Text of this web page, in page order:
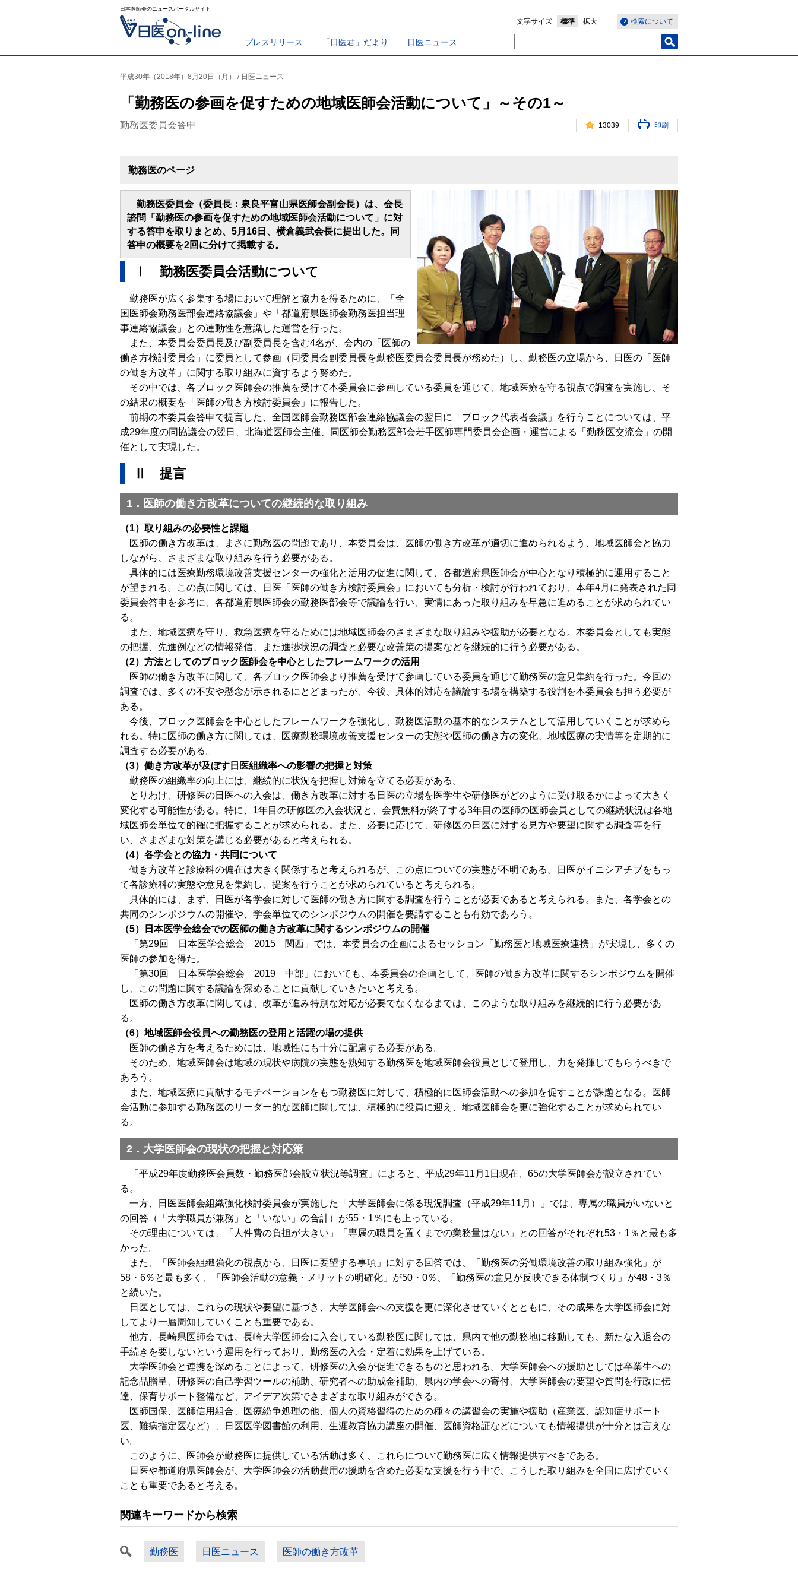
日本医師会のニュースポータルサイト
プレスリリース 「日医君」だより 日医ニュース
検索について
文字サイズ 標準 拡大
平成30年（2018年）8月20日（月） / 日医ニュース
「勤務医の参画を促すための地域医師会活動について」～その1～
勤務医委員会答申 13039 印刷
勤務医のページ
勤務医委員会（委員長：泉良平富山県医師会副会長）は、会長
諮問「勤務医の参画を促すための地域医師会活動について」に対
する答申を取りまとめ、5月16日、横倉義武会長に提出した。同
答申の概要を2回に分けて掲載する。
Ⅰ 勤務医委員会活動について
勤務医が広く参集する場において理解と協力を得るために、「全
国医師会勤務医部会連絡協議会」や「都道府県医師会勤務医担当理
事連絡協議会」との連動性を意識した運営を行った。
また、本委員会委員長及び副委員長を含む4名が、会内の「医師の
働き方検討委員会」に委員として参画（同委員会副委員長を勤務医委員会委員長が務めた）し、勤務医の立場から、日医の「医師
の働き方改革」に関する取り組みに資するよう努めた。
その中では、各ブロック医師会の推薦を受けて本委員会に参画している委員を通じて、地域医療を守る視点で調査を実施し、そ
の結果の概要を「医師の働き方検討委員会」に報告した。
前期の本委員会答申で提言した、全国医師会勤務医部会連絡協議会の翌日に「ブロック代表者会議」を行うことについては、平
成29年度の同協議会の翌日、北海道医師会主催、同医師会勤務医部会若手医師専門委員会企画・運営による「勤務医交流会」の開
催として実現した。
Ⅱ 提言
1．医師の働き方改革についての継続的な取り組み
（1）取り組みの必要性と課題
医師の働き方改革は、まさに勤務医の問題であり、本委員会は、医師の働き方改革が適切に進められるよう、地域医師会と協力
しながら、さまざまな取り組みを行う必要がある。
具体的には医療勤務環境改善支援センターの強化と活用の促進に関して、各都道府県医師会が中心となり積極的に運用すること
が望まれる。この点に関しては、日医「医師の働き方検討委員会」においても分析・検討が行われており、本年4月に発表された同
委員会答申を参考に、各都道府県医師会の勤務医部会等で議論を行い、実情にあった取り組みを早急に進めることが求められてい
る。
また、地域医療を守り、救急医療を守るためには地域医師会のさまざまな取り組みや援助が必要となる。本委員会としても実態
の把握、先進例などの情報発信、また進捗状況の調査と必要な改善策の提案などを継続的に行う必要がある。
（2）方法としてのブロック医師会を中心としたフレームワークの活用
医師の働き方改革に関して、各ブロック医師会より推薦を受けて参画している委員を通じて勤務医の意見集約を行った。今回の
調査では、多くの不安や懸念が示されるにとどまったが、今後、具体的対応を議論する場を構築する役割を本委員会も担う必要が
ある。
今後、ブロック医師会を中心としたフレームワークを強化し、勤務医活動の基本的なシステムとして活用していくことが求めら
れる。特に医師の働き方に関しては、医療勤務環境改善支援センターの実態や医師の働き方の変化、地域医療の実情等を定期的に
調査する必要がある。
（3）働き方改革が及ぼす日医組織率への影響の把握と対策
勤務医の組織率の向上には、継続的に状況を把握し対策を立てる必要がある。
とりわけ、研修医の日医への入会は、働き方改革に対する日医の立場を医学生や研修医がどのように受け取るかによって大きく
変化する可能性がある。特に、1年目の研修医の入会状況と、会費無料が終了する3年目の医師の医師会員としての継続状況は各地
域医師会単位で的確に把握することが求められる。また、必要に応じて、研修医の日医に対する見方や要望に関する調査等を行
い、さまざまな対策を講じる必要があると考えられる。
（4）各学会との協力・共同について
働き方改革と診療科の偏在は大きく関係すると考えられるが、この点についての実態が不明である。日医がイニシアチブをもっ
て各診療科の実態や意見を集約し、提案を行うことが求められていると考えられる。
具体的には、まず、日医が各学会に対して医師の働き方に関する調査を行うことが必要であると考えられる。また、各学会との
共同のシンポジウムの開催や、学会単位でのシンポジウムの開催を要請することも有効であろう。
（5）日本医学会総会での医師の働き方改革に関するシンポジウムの開催
「第29回 日本医学会総会 2015 関西」では、本委員会の企画によるセッション「勤務医と地域医療連携」が実現し、多くの
医師の参加を得た。
「第30回 日本医学会総会 2019 中部」においても、本委員会の企画として、医師の働き方改革に関するシンポジウムを開催
し、この問題に関する議論を深めることに貢献していきたいと考える。
医師の働き方改革に関しては、改革が進み特別な対応が必要でなくなるまでは、このような取り組みを継続的に行う必要があ
る。
（6）地域医師会役員への勤務医の登用と活躍の場の提供
医師の働き方を考えるためには、地域性にも十分に配慮する必要がある。
そのため、地域医師会は地域の現状や病院の実態を熟知する勤務医を地域医師会役員として登用し、力を発揮してもらうべきで
あろう。
また、地域医療に貢献するモチベーションをもつ勤務医に対して、積極的に医師会活動への参加を促すことが課題となる。医師
会活動に参加する勤務医のリーダー的な医師に関しては、積極的に役員に迎え、地域医師会を更に強化することが求められてい
る。
2．大学医師会の現状の把握と対応策
「平成29年度勤務医会員数・勤務医部会設立状況等調査」によると、平成29年11月1日現在、65の大学医師会が設立されてい
る。
一方、日医医師会組織強化検討委員会が実施した「大学医師会に係る現況調査（平成29年11月）」では、専属の職員がいないと
の回答（「大学職員が兼務」と「いない」の合計）が55・1％にも上っている。
その理由については、「人件費の負担が大きい」「専属の職員を置くまでの業務量はない」との回答がそれぞれ53・1％と最も多
かった。
また、「医師会組織強化の視点から、日医に要望する事項」に対する回答では、「勤務医の労働環境改善の取り組み強化」が
58・6％と最も多く、「医師会活動の意義・メリットの明確化」が50・0％、「勤務医の意見が反映できる体制づくり」が48・3％
と続いた。
日医としては、これらの現状や要望に基づき、大学医師会への支援を更に深化させていくとともに、その成果を大学医師会に対
してより一層周知していくことも重要である。
他方、長崎県医師会では、長崎大学医師会に入会している勤務医に関しては、県内で他の勤務地に移動しても、新たな入退会の
手続きを要しないという運用を行っており、勤務医の入会・定着に効果を上げている。
大学医師会と連携を深めることによって、研修医の入会が促進できるものと思われる。大学医師会への援助としては卒業生への
記念品贈呈、研修医の自己学習ツールの補助、研究者への助成金補助、県内の学会への寄付、大学医師会の要望や質問を行政に伝
達、保育サポート整備など、アイデア次第でさまざまな取り組みができる。
医師国保、医師信用組合、医療紛争処理の他、個人の資格習得のための種々の講習会の実施や援助（産業医、認知症サポート
医、難病指定医など）、日医医学図書館の利用、生涯教育協力講座の開催、医師資格証などについても情報提供が十分とは言えな
い。
このように、医師会が勤務医に提供している活動は多く、これらについて勤務医に広く情報提供すべきである。
日医や都道府県医師会が、大学医師会の活動費用の援助を含めた必要な支援を行う中で、こうした取り組みを全国に広げていく
ことも重要であると考える。
関連キーワードから検索
勤務医 日医ニュース 医師の働き方改革